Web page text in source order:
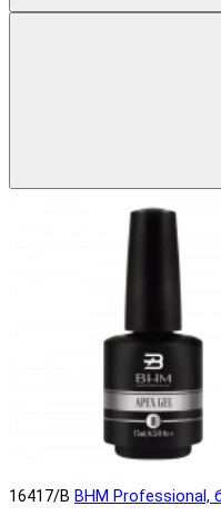
16417/B BHM Professional,